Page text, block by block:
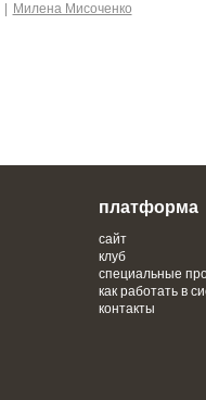
Милена Мисоченко
платформа
сайт
клуб
специальные
как работать в
контакты